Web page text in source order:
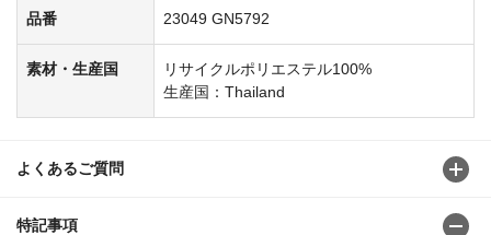
品番 23049 GN5792
素材・生産国
リサイクルポリエステル100%
生産国：Thailand
よくあるご質問
特記事項